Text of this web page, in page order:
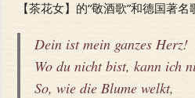
【茶花女】的“敬酒歌”和德国著
Dein ist mein ganzes Herz!
Wo du nicht bist, kann ich
So, wie die Blume welkt,